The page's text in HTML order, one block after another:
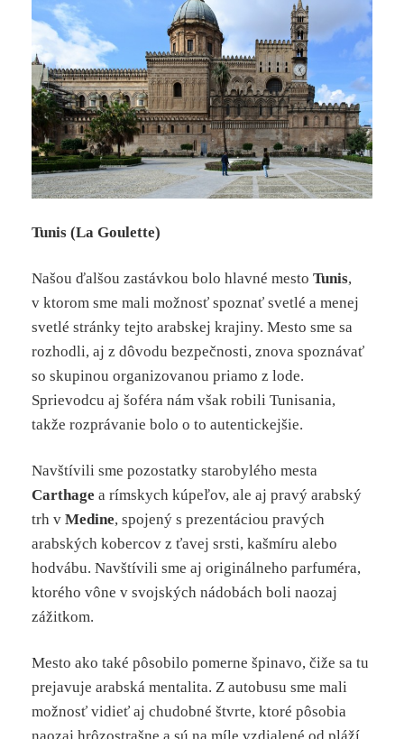
Tunis (La Goulette)
Našou ďalšou zastávkou bolo hlavné mestoTunis,
v ktorom sme mali možnosť spoznať svetlé a menej
svetlé stránky tejto arabskej krajiny. Mesto sme sa
rozhodli, aj z dôvodu bezpečnosti, znova spoznávať
so skupinou organizovanou priamo z lode.
Sprievodcu aj šoféra nám však robili Tunisania,
takže rozprávanie bolo o to autentickejšie.
Navštívili sme pozostatky starobylého mesta
Carthage a rímskych kúpeľov, ale aj pravý arabský
trh vMedine, spojený s prezentáciou pravých
arabských kobercov z ťavej srsti, kašmíru alebo
hodvábu. Navštívili sme aj originálneho parfuméra,
ktorého vône v svojských nádobách boli naozaj
zážitkom.
Mesto ako také pôsobilo pomerne špinavo, čiže sa tu
prejavuje arabská mentalita. Z autobusu sme mali
možnosť vidieť aj chudobné štvrte, ktoré pôsobia